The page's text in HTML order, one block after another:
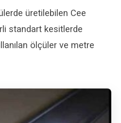
üretilebilen Cee
standart kesitlerde
ölçüler ve metre